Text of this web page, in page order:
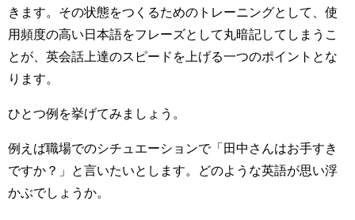
きます。その状態をつくるためのトレーニングとして、使
用頻度の高い日本語をフレーズとして丸暗記してしまうこ
とが、英会話上達のスピードを上げる一つのポイントとな
ります。
ひとつ例を挙げてみましょう。
例えば職場でのシチュエーションで「田中さんはお手すき
ですか？」と言いたいとします。どのような英語が思い浮
かぶでしょうか。